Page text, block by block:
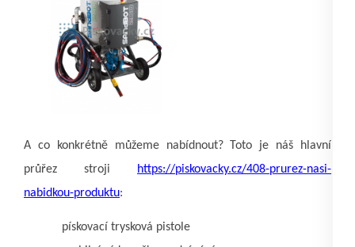
A co konkrétně můžeme nabídnout? Toto je náš hlavní
průřez stroji
https://piskovacky.cz/408-prurez-nasi-
nabidkou-produktu:
pískovací trysková pistole